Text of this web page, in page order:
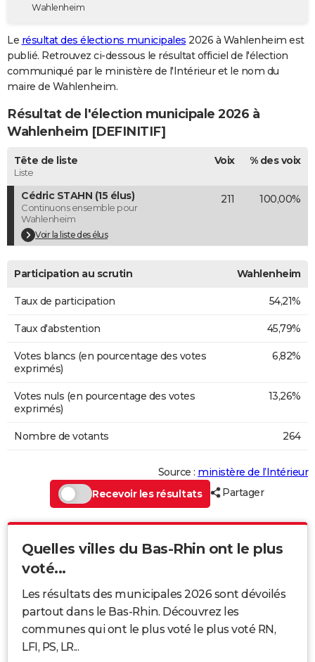
Destinations
City break
Voyage nature
Voyage de noces
Forum
GUIDES D'ACHAT
BONS PLANS
Carte de Noël
Carte Bonne année
Carte Saint-Valentin
Carte Pâques
Carte d'anniversaire
DICTIONNAIRE
Dictionnaire
Biographies
Citations
Expressions
Proverbes
PROGRAMME TV
COPAINS D'AVANT
S'inscrire
Se connecter
Lycées
Collèges
Primaires
Universités
Entreprises
Service militaire
Avis de recherche
AVIS DE DÉCÈS
FORUM
Bricolage
Lifestyle
Culture
Sport
Auto
Television
Voyage
Cinema
Wahlenheim
Le résultat des élections municipales 2026 à Wahlenheim est
publié. Retrouvez ci-dessous le résultat officiel de l'élection
communiqué par le ministère de l'Intérieur et le nom du
maire de Wahlenheim.
Résultat de l'élection municipale 2026 à
Wahlenheim [DEFINITIF]
Tête de liste
Liste
Voix % des voix
Cédric STAHN (15 élus)
Continuons ensemble pour
Wahlenheim
Voir la liste des élus
211 100,00%
Participation au scrutin Wahlenheim
Taux de participation 54,21%
Taux d'abstention 45,79%
Votes blancs (en pourcentage des votes
exprimés)
6,82%
Votes nuls (en pourcentage des votes
exprimés)
13,26%
Nombre de votants 264
Source : ministère de l’Intérieur
Recevoir les résultats
Partager
Quelles villes du Bas-Rhin ont le plus
voté...
Les résultats des municipales 2026 sont dévoilés
partout dans le Bas-Rhin. Découvrez les
communes qui ont le plus voté le plus voté RN,
LFI, PS, LR...